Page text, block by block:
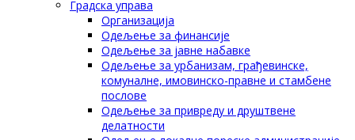
Градска управа
Организација
Одељење за финансије
Одељење за јавне набавке
Одељење за урбанизам, грађевинске,
комуналне, имовинско-правне и стамбене
послове
Одељење за привреду и друштвене
делатности